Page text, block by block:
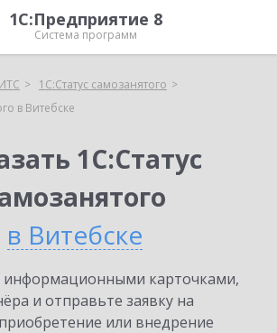
1С:Предприятие 8
Система программ
1С:Статус самозанятого
в Витебске
1С:Статус
в Витебске
информационными карточками,
и отправьте заявку на
или внедрение